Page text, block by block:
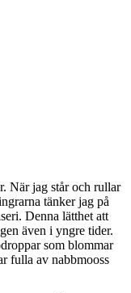
När jag står och rullar
tänker jag på
Denna lätthet att
även i yngre tider.
som blommar
fulla av nabbmooss